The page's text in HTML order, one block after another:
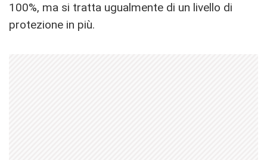
100%, ma si tratta ugualmente di un livello di
protezione in più.